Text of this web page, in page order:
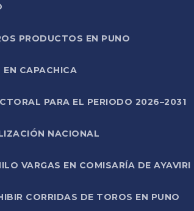
PRODUCTOS EN PUNO
CAPACHICA
PARA EL PERIODO 2026–2031
NACIONAL
VARGAS EN COMISARÍA DE AYAVIRI
CORRIDAS DE TOROS EN PUNO